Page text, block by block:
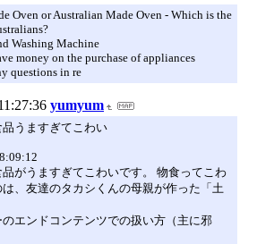
Oven or Australian Made Oven - Which is the
Washing Machine
money on the purchase of appliances
questions in re
yumyum
うますぎてこわい
がうますぎてこわいです。 物食ってこわ
、友達のタカシくんの母親が作った「土
エンドコンテンツでの扱い方（主に邪